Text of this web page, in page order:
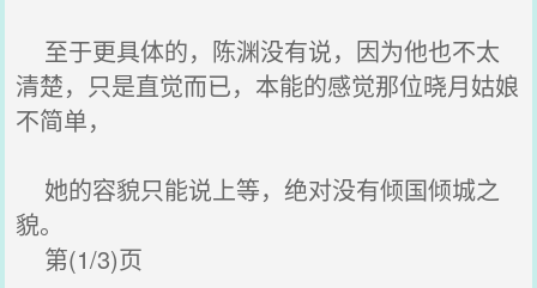
至于更具体的，陈渊没有说，因为他也不太
清楚，只是直觉而已，本能的感觉那位晓月姑娘
不简单，
她的容貌只能说上等，绝对没有倾国倾城之
貌。
第(1/3)页